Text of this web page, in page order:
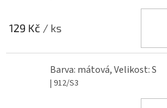
129 Kč / ks
Barva: mátová, Velikost: S
| 912/S3